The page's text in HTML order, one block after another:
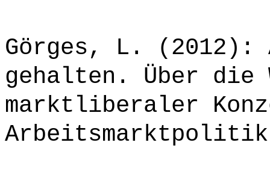
Görges, L. (2012):
gehalten. Über die
marktliberaler